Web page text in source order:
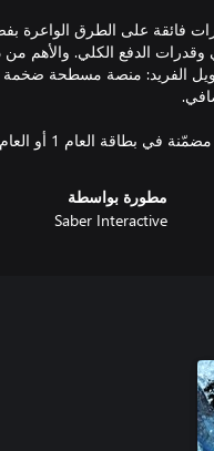
فائقة على الطرق
الدفع الكلي. والأهم من
مطورة بواسطة
Saber Interactive